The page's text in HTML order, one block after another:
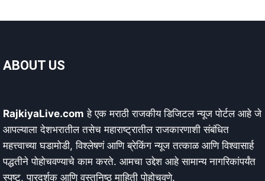
ABOUT US
RajkiyaLive.com हे एक मराठी राजकीय डिजिटल न्यूज पोर्टल आहे जे
आपल्याला देशभरातील तसेच महाराष्ट्रातील राजकारणाशी संबंधित
महत्त्वाच्या घडामोडी, विश्लेषणं आणि ब्रेकिंग न्यूज तत्काळ आणि विश्वासार्ह
पद्धतीने पोहोचवण्याचे काम करते. आमचा उद्देश आहे सामान्य नागरिकांपर्यंत
स्पष्ट, पारदर्शक आणि वस्तुनिष्ठ माहिती पोहोचवणे.